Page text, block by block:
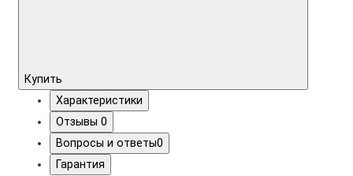
Купить
Характеристики
Отзывы 0
Вопросы и ответы0
Гарантия